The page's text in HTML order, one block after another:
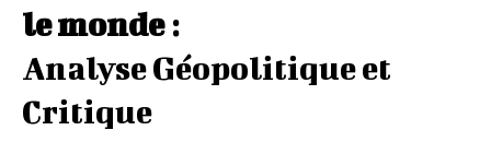
le monde :
Analyse Géopolitique et
Critique